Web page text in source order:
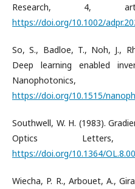
Research, 4,
https://doi.org/10.1002/
So, S., Badloe, T., Noh, J.,
Deep learning enabled
Nanophotonics,
https://doi.org/10.1515/
Southwell, W. H. (1983).
Optics Letters,
https://doi.org/10.1364/
Wiecha, P. R., Arbouet, A.,